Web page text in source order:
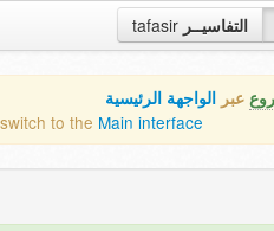
tafasir التفاسيــر
عبر الواجهة الرئيسية
switch to the Main interface